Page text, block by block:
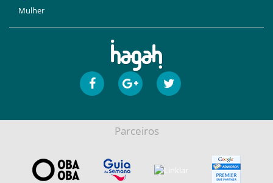
Mulher
Parceiros